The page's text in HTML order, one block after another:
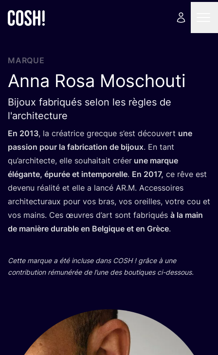
MARQUE
Anna Rosa Moschouti
Bijoux fabriqués selon les règles de
l'architecture
En 2013, la créa­trice grecque s’est décou­vert une
pas­sion pour la fabri­ca­tion de bijoux. En tant
qu’ar­chi­tecte, elle sou­hai­tait créer une marque
élé­gante, épu­rée et intem­po­relle. En 2017, ce rêve est
deve­nu réa­li­té et elle a lan­cé AR.M. Acces­soires
archi­tec­tu­raux pour vos bras, vos oreilles, votre cou et
vos mains. Ces œuvres d’art sont fabri­qués à la main
de manière durable en Bel­gique et en Grèce.
Cette marque a été incluse dans COSH! grâce à une
contri­bu­tion rému­né­rée de l’une des bou­tiques ci-dessous.